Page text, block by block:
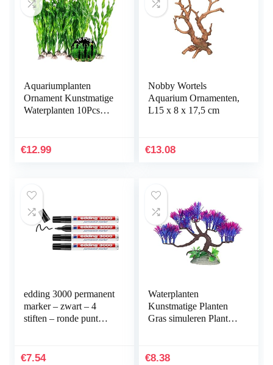
Aquariumplanten
Ornament Kunstmatige
Waterplanten 10Pcs
Aquarium Planten
€12.99
Nobby Wortels
Aquarium Ornamenten,
L15 x 8 x 17,5 cm
€13.08
edding 3000 permanent
marker – zwart – 4
stiften – ronde punt
permanent marker –
€7.54
Waterplanten
Kunstmatige Planten
Gras simuleren Planten
Aquarium Groen
€8.38